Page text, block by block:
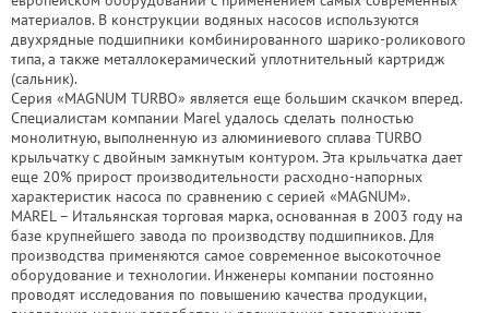
материалов. В конструкции водяных насосов используются
двухрядные подшипники комбинированного шарико-роликового
типа, а также металлокерамический уплотнительный картридж
(сальник).
Серия «MAGNUM TURBO» является еще большим скачком вперед.
Специалистам компании Marel удалось сделать полностью
монолитную, выполненную из алюминиевого сплава TURBO
крыльчатку c двойным замкнутым контуром. Эта крыльчатка дает
еще 20% прирост производительности расходно-напорных
характеристик насоса по сравнению с серией «MAGNUM».
MAREL – Итальянская торговая марка, основанная в 2003 году на
базе крупнейшего завода по производству подшипников. Для
производства применяются самое современное высокоточное
оборудование и технологии. Инженеры компании постоянно
проводят исследования по повышению качества продукции,